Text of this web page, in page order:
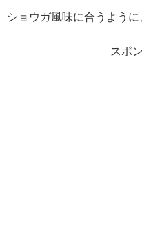
ショウガ風味に合うよう
スポ